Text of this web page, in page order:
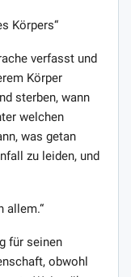
Körpers“
verfasst und
Körper
sterben, wann
welchen
was getan
zu leiden, und
allem.“
für seinen
obwohl